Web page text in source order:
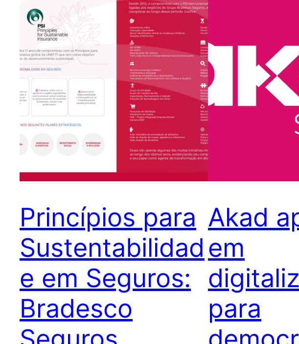
Princípios para
Sustentabilidad
e em Seguros:
Bradesco
Akad
em
para